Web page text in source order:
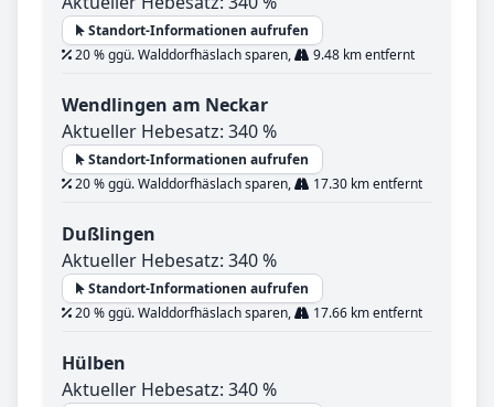
Standort-Informationen aufrufen
20 % ggü. Walddorfhäslach sparen,
9.48 km entfernt
Wendlingen am Neckar
Aktueller Hebesatz: 340 %
Standort-Informationen aufrufen
20 % ggü. Walddorfhäslach sparen,
17.30 km entfernt
Dußlingen
Aktueller Hebesatz: 340 %
Standort-Informationen aufrufen
20 % ggü. Walddorfhäslach sparen,
17.66 km entfernt
Hülben
Aktueller Hebesatz: 340 %